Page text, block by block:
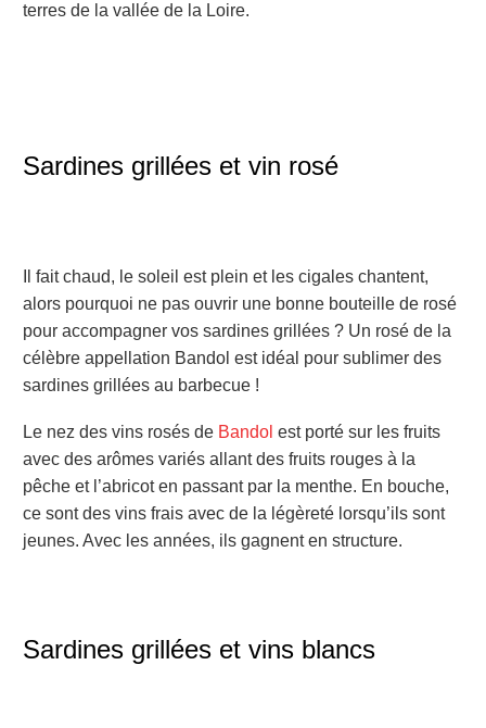
terres de la vallée de la Loire.
Sardines grillées et vin rosé
Il fait chaud, le soleil est plein et les cigales chantent,
alors pourquoi ne pas ouvrir une bonne bouteille de rosé
pour accompagner vos sardines grillées ? Un rosé de la
célèbre appellation Bandol est idéal pour sublimer des
sardines grillées au barbecue !
Le nez des vins rosés de Bandol est porté sur les fruits
avec des arômes variés allant des fruits rouges à la
pêche et l’abricot en passant par la menthe. En bouche,
ce sont des vins frais avec de la légèreté lorsqu’ils sont
jeunes. Avec les années, ils gagnent en structure.
Sardines grillées et vins blancs